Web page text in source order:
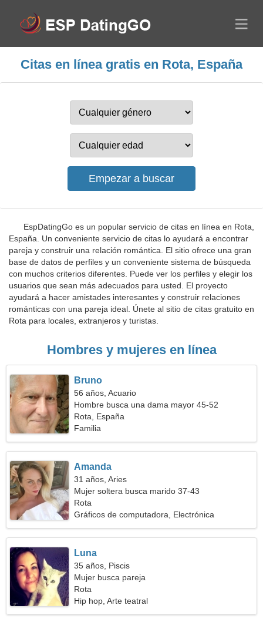
Citas en línea gratis en Rota, España
EspDatingGo es un popular servicio de citas en línea en Rota,
España. Un conveniente servicio de citas lo ayudará a encontrar
pareja y construir una relación romántica. El sitio ofrece una gran
base de datos de perfiles y un conveniente sistema de búsqueda
con muchos criterios diferentes. Puede ver los perfiles y elegir los
usuarios que sean más adecuados para usted. El proyecto
ayudará a hacer amistades interesantes y construir relaciones
románticas con una pareja ideal. Únete al sitio de citas gratuito en
Rota para locales, extranjeros y turistas.
Hombres y mujeres en línea
Bruno
56 años, Acuario
Hombre busca una dama mayor 45-52
Rota, España
Familia
Amanda
31 años, Aries
Mujer soltera busca marido 37-43
Rota
Gráficos de computadora, Electrónica
Luna
35 años, Piscis
Mujer busca pareja
Rota
Hip hop, Arte teatral